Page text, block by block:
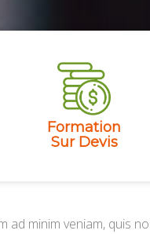
Formation
Sur Devis
ad minim veniam, quis